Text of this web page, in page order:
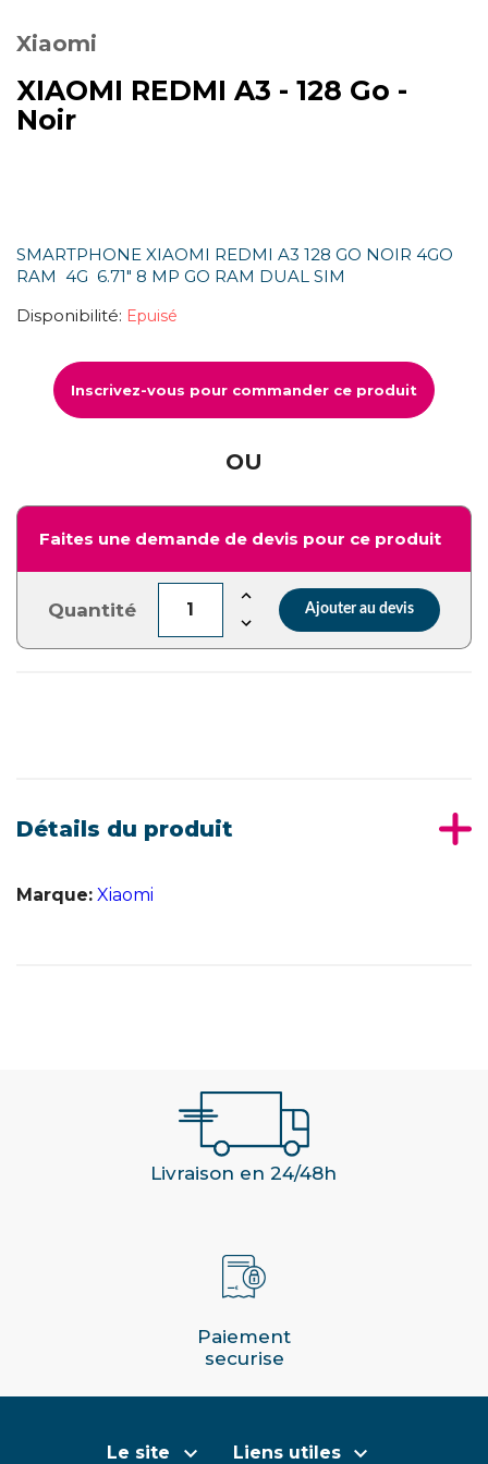
Xiaomi
XIAOMI REDMI A3 - 128 Go -
Noir
SMARTPHONE XIAOMI REDMI A3 128 GO NOIR 4GO
RAM 4G 6.71" 8 MP GO RAM DUAL SIM
Disponibilité: Epuisé
Inscrivez-vous pour commander ce produit
OU
Faites une demande de devis pour ce produit
Quantité Ajouter au devis
Détails du produit
Marque: Xiaomi
Livraison en 24/48h
Paiement
securise
Le site  Liens utiles 